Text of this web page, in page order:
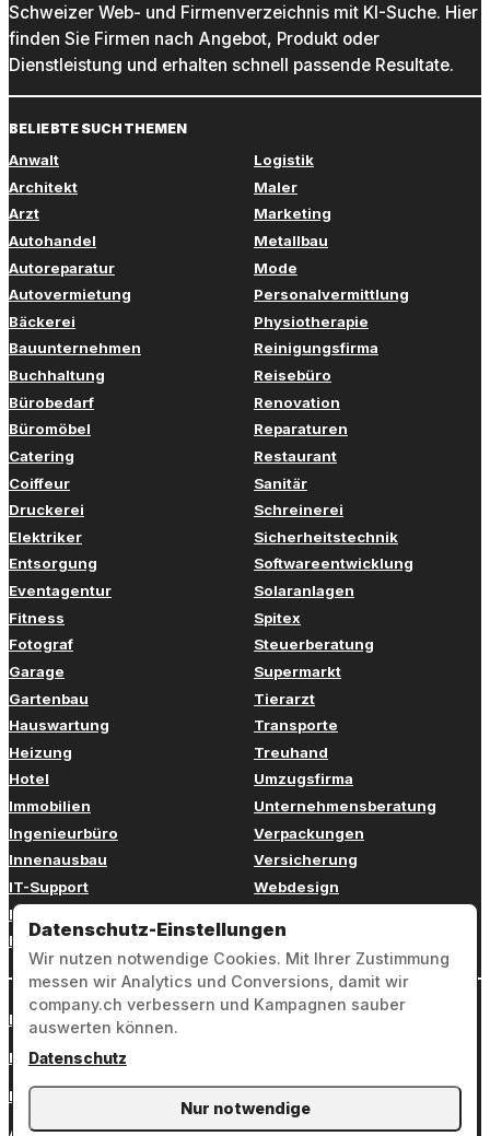
Schweizer Web- und Firmenverzeichnis mit KI-Suche. Hier
finden Sie Firmen nach Angebot, Produkt oder
Dienstleistung und erhalten schnell passende Resultate.
BELIEBTE SUCHTHEMEN
Anwalt
Architekt
Arzt
Autohandel
Autoreparatur
Autovermietung
Bäckerei
Bauunternehmen
Buchhaltung
Bürobedarf
Büromöbel
Catering
Coiffeur
Druckerei
Elektriker
Entsorgung
Eventagentur
Fitness
Fotograf
Garage
Gartenbau
Hauswartung
Heizung
Hotel
Immobilien
Ingenieurbüro
Innenausbau
IT-Support
Kinderbetreuung
Kosmetik
Logistik
Maler
Marketing
Metallbau
Mode
Personalvermittlung
Physiotherapie
Reinigungsfirma
Reisebüro
Renovation
Reparaturen
Restaurant
Sanitär
Schreinerei
Sicherheitstechnik
Softwareentwicklung
Solaranlagen
Spitex
Steuerberatung
Supermarkt
Tierarzt
Transporte
Treuhand
Umzugsfirma
Unternehmensberatung
Verpackungen
Versicherung
Webdesign
Zahnarzt
Login
Impressum
Datenschutz
Datenschutz-Einstellungen
Wir nutzen notwendige Cookies. Mit Ihrer Zustimmung
messen wir Analytics und Conversions, damit wir
company.ch verbessern und Kampagnen sauber
auswerten können.
Datenschutz
Nur notwendige